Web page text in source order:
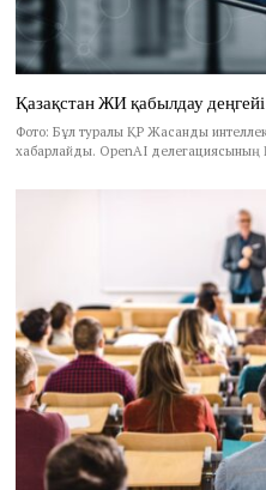
Қазақстан ЖИ қабылдау
Фото: Бұл туралы ҚР Жасанды
хабарлайды. OpenAI делегациясының